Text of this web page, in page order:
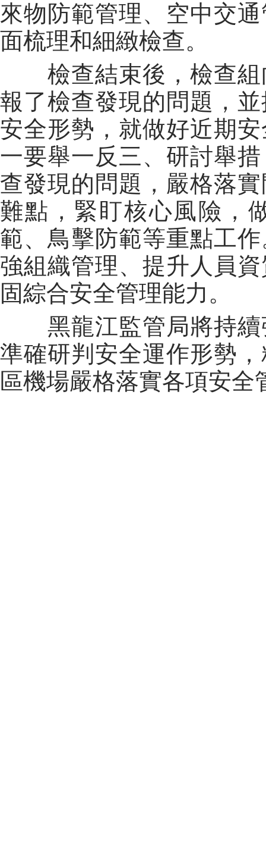
來物防範管理、空中交
面梳理和細緻檢查。
檢查結束後，檢查組
報了檢查發現的問題，
安全形勢，就做好近期
一要舉一反三、研討舉
查發現的問題，嚴格落
難點，緊盯核心風險，
範、鳥擊防範等重點工
強組織管理、提升人員
固綜合安全管理能力。
黑龍江監管局將持續
準確研判安全運作形勢
區機場嚴格落實各項安